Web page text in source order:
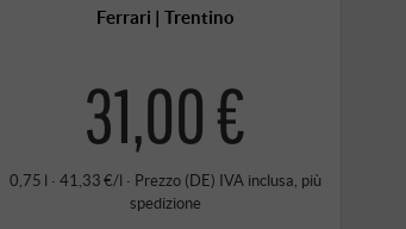
Ferrari | Trentino
31,00 €
0,75 l · 41,33 €/l · Prezzo (DE) IVA inclusa , più
spedizione